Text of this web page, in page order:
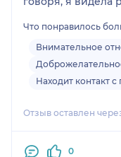
доволен.
Что понравилось
Внимательное
Находит контакт
Отзыв оставлен
0